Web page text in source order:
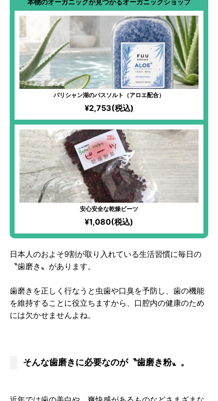
本物のオーガニックが見つかるオーガニックショップ
パリシャン湖のバスソルト（アロエ配合）
¥2,753(税込)
安心安全な乾燥ビーツ
¥1,080(税込)
日本人のおよそ9割が取り入れている生活習慣に毎日の
〝歯磨き〟があります。
歯磨きを正しく行なうと虫歯や口臭を予防し、歯の機能
を維持することに役立ちますから、口腔内の健康のため
には欠かせませんよね。
そんな歯磨きに必要なのが〝歯磨き粉〟。